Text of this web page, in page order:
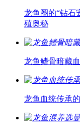
龙鱼圈的“钻石
殖奥秘
龙鱼鳍骨暗藏
龙鱼血统传承